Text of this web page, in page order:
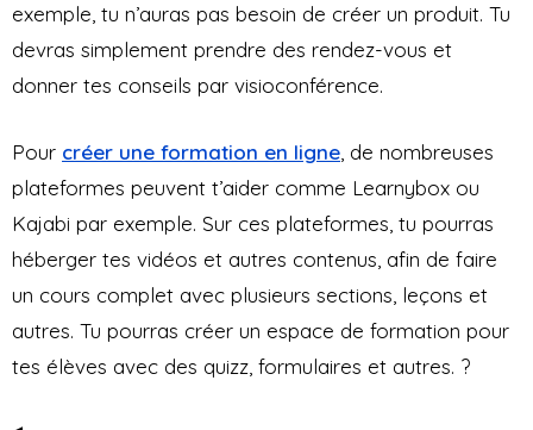
exemple, tu n’auras pas besoin de créer un produit. Tu
devras simplement prendre des rendez-vous et
donner tes conseils par visioconférence.
Pour créer une formation en ligne , de nombreuses
plateformes peuvent t’aider comme Learnybox ou
Kajabi par exemple. Sur ces plateformes, tu pourras
héberger tes vidéos et autres contenus, afin de faire
un cours complet avec plusieurs sections, leçons et
autres. Tu pourras créer un espace de formation pour
tes élèves avec des quizz, formulaires et autres. ?